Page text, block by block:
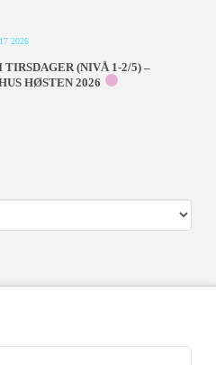
2026
(NIVÅ 1-2/5) –
HØSTEN 2026